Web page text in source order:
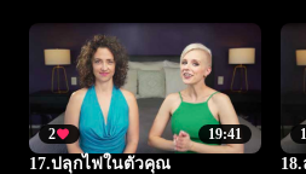
ชิดยิ่งขึ้น
19:41
2
17.ปลุกไฟในตัวคุณ
1
18.